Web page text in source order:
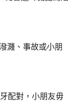
濺、事故或小朋
配對，小朋友毋